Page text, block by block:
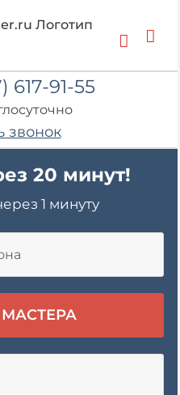
617-91-55
звонок
20 минут!
1 минуту